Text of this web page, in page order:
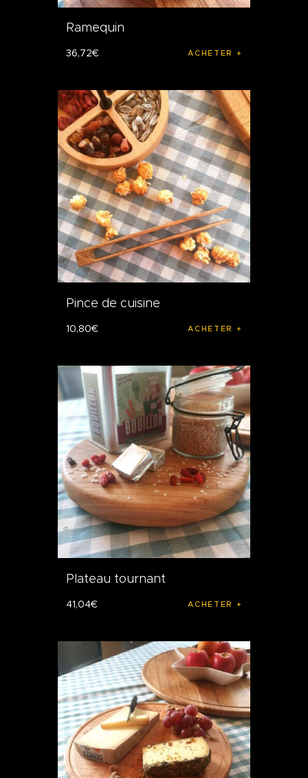
Ramequin
36,72€ ACHETER
Pince de cuisine
10,80€ ACHETER
Plateau tournant
41,04€ ACHETER